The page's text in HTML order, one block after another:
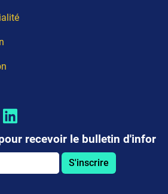
recevoir le bulletin d'infor
S'inscrire